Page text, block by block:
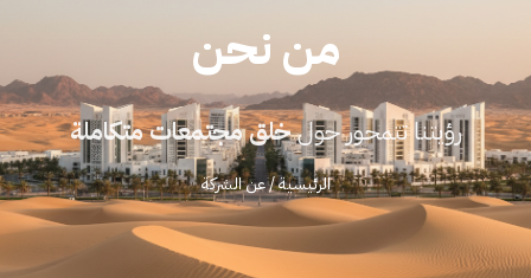
من نحن
رؤيتنا تتمحور حولخلق مجتمعات متكاملة
الرئيسية/عن الشركة